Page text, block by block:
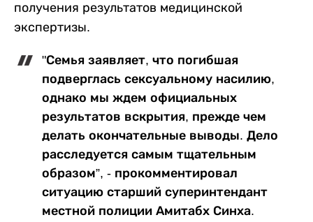
получения результатов медицинской
экспертизы.
"Семья заявляет, что погибшая
подверглась сексуальному насилию,
однако мы ждем официальных
результатов вскрытия, прежде чем
делать окончательные выводы. Дело
расследуется самым тщательным
образом”, - прокомментировал
ситуацию старший суперинтендант
местной полиции Амитабх Синха.